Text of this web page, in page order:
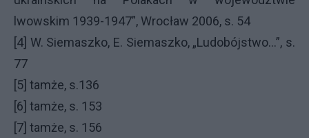
lwowskim 1939-1947”, Wrocław 2006, s. 54
[4] W. Siemaszko, E. Siemaszko, „Ludobójstwo…”, s.
77
[5] tamże, s.136
[6] tamże, s. 153
[7] tamże, s. 156